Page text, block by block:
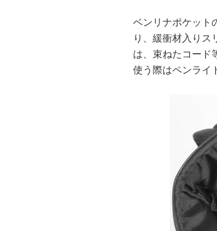
ベンリナポケット
り、緩衝材入りス
は、束ねたコード
使う際はペンライ